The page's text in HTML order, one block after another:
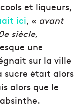
et liqueurs,
ici, « avant
siècle,
une
sur la ville
sucre était alors
alors que le